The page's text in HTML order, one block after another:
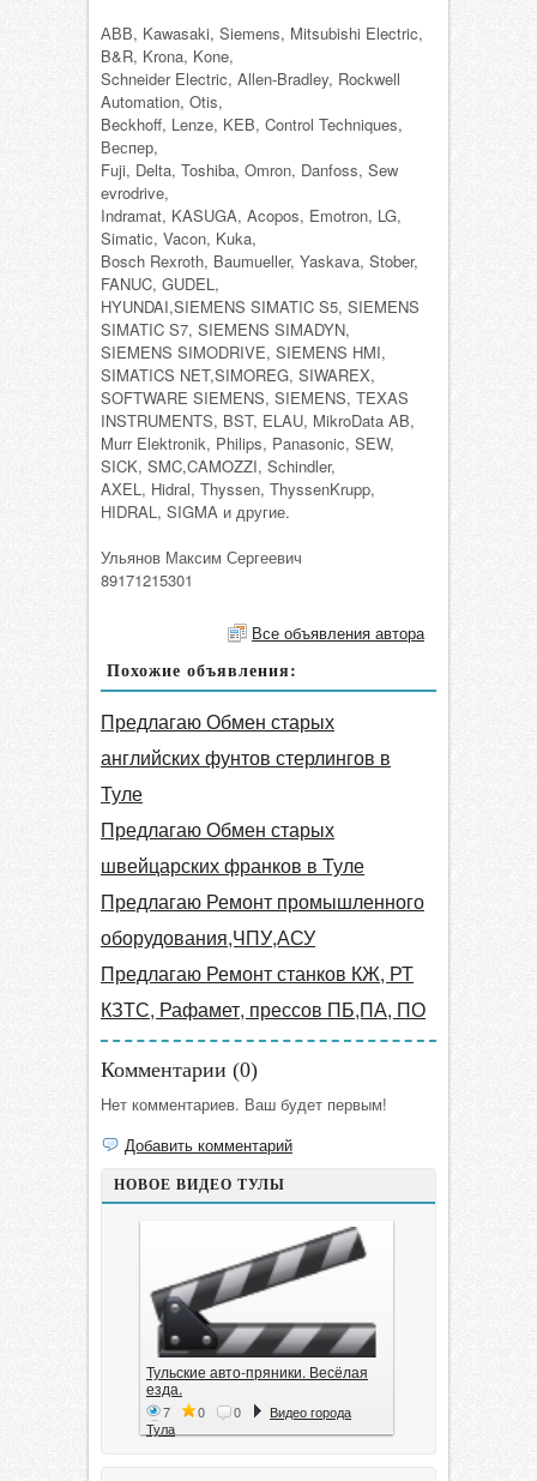
АВВ, Kawasaki, Siemens, Mitsubishi Electric,
B&R, Krona, Kone,
Schneider Electric, Allen-Bradley, Rockwell
Automation, Otis,
Beckhoff, Lenze, KEB, Control Techniques,
Веспер,
Fuji, Delta, Toshiba, Omron, Danfoss, Sew
evrodrive,
Indramat, KASUGA, Acopos, Emotron, LG,
Simatic, Vacon, Kuka,
Bosch Rexroth, Baumueller, Yaskava, Stober,
FANUC, GUDEL,
HYUNDAI,SIEMENS SIMATIC S5, SIEMENS
SIMATIC S7, SIEMENS SIMADYN,
SIEMENS SIMODRIVE, SIEMENS HMI,
SIMATICS NET,SIMOREG, SIWAREX,
SOFTWARE SIEMENS, SIEMENS, TEXAS
INSTRUMENTS, BST, ELAU, MikroData AB,
Murr Elektronik, Philips, Panasonic, SEW,
SICK, SMC,CAMOZZI, Schindler,
AXEL, Hidral, Thyssen, ThyssenKrupp,
HIDRAL, SIGMA и другие.
Ульянов Максим Сергеевич
89171215301
Все объявления автора
Похожие объявления:
Предлагаю Обмен старых
английских фунтов стерлингов в
Туле
Предлагаю Обмен старых
швейцарских франков в Туле
Предлагаю Ремонт промышленного
оборудования,ЧПУ,АСУ
Предлагаю Ремонт станков КЖ, РТ
КЗТС, Рафамет, прессов ПБ,ПА, ПО
Комментарии (0)
Нет комментариев. Ваш будет первым!
Добавить комментарий
НОВОЕ ВИДЕО ТУЛЫ
Тульские авто-пряники. Весёлая
езда.
7 0 0
Видео города
Тула